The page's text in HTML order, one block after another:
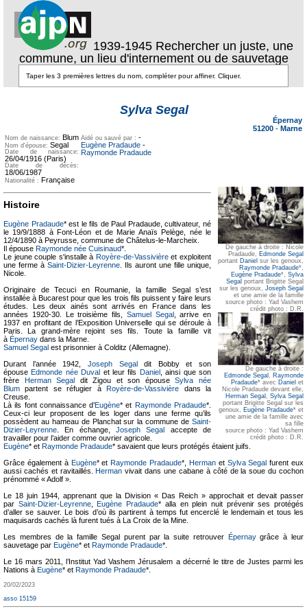
1939-1945 Rechercher un juste, une
commune, un lieu d'internement ou de sauvetage
Sylva Segal
Épernay
51200 - Marne
Nom de naissance: Blum
Nom d'épouse: Segal
Date de naissance:
26/04/1916 (Paris)
Date de décès:
18/06/1987
Nationalité : Française
Aidé ou sauvé par : -
Eugène Pradaude -
Raymonde Pradaude
De gauche à droite : Nicole
Pradaude, Edmonde Segal
portant Daniel sur les genoux,
Raymonde Pradaude*,
Eugène Pradaude*, Sylva
Segal portant Brigitte Segal
sur les genoux, Joseph Segal
et une amie de la famille
source photo : Yad Vashem
crédit photo : D.R.
De gauche à droite :
Edmonde Segal , Raymonde
Pradaude* avec Daniel et
Nicole Pradaude devant elle,
Herman Segal , Sylva Segal
portant Brigitte Segal sur les
genoux, Eugène Pradaude* et
une amie de la famille avec
sa fille
source photo : Yad Vashem
crédit photo : D.R.
Histoire
Eugène Pradaude* est le fils de Paul Pradaude, cultivateur, né
le 19/9/1888 à Font-Léon et de Marie Anaïs Pelège, née le
12/4/1890 à Peyrusse, commune de Châtelus-le-Marcheix.
Il épouse Raymonde née Cuisinaud*.
Le jeune couple s'installe à Royère-de-Vassivièreet exploitent
une ferme à Saint-Dizier-Leyrenne . Ils auront une fille unique,
Nicole.
Originaire de Tecuci en Roumanie, la famille Segal s’est
installée à Bucarest pour que les trois fils puissent y faire leurs
études. Les deux ainés sont arrivés en France dans les
années 1920-30. Le troisième fils, Samuel Segal, arrive en
1937 en profitant de l’Exposition Universelle qui se déroule à
Paris. La grand-mère rejoint ses fils. Toute la famille vit
à Épernay dans la Marne.
Samuel Segal est prisonnier à Colditz (Allemagne).
Durant l’année 1942, Joseph Segaldit Bobby et son
épouseEdmonde née Duval et leur fils Daniel, ainsi que son
frère Herman Segal dit Zigou et son épouseSylva née
Blum partent se réfugier àRoyère-de-Vassivière dans la
Creuse.
Là ils font connaissance d’Eugène* et Raymonde Pradaude*.
Ceux-ci leur proposent de les loger dans une ferme qu’ils
possèdent au hameau de Planchat sur la commune de Saint-
Dizier-Leyrenne . En échange, Joseph Segal accepte de
travailler pour l’aider comme ouvrier agricole.
Eugène* et Raymonde Pradaude* savaient que leurs protégés étaient juifs.
Grâce également à Eugène* etRaymonde Pradaude*, Hermanet Sylva Segal furent eux
aussi cachés et ravitaillés.Herman vivait dans une cabane à côté de la soue du cochon
prénommé « Adolf ».
Le 18 juin 1944, apprenant que la Division « Das Reich » approchait et devait passer
par Saint-Dizier-Leyrenne,Eugène Pradaude* alla en plein nuit prévenir ses protégés
d’aller se sauver. Le bois d’où ils partirent à temps fut encerclé le lendemain et tous les
maquisards cachés là furent tués à La Croix de la Mine.
Les membres de la famille Segal purent par la suite retrouver Épernaygrâce à leur
sauvetage par Eugène* et Raymonde Pradaude*.
Le 16 mars 2011, l’Institut Yad Vashem Jérusalem a décerné le titre de Justes parmi les
Nations à Eugène* et Raymonde Pradaude*.
20/02/2023
asso 15159